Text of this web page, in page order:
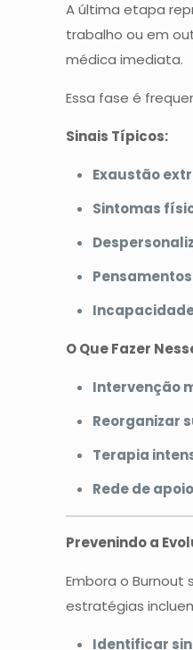
A última etapa
trabalho ou em
médica imediata.
Essa fase é
Sinais Típicos:
Exaustão
Sintomas
O Que Fazer
Intervenção
Reorganizar
Terapia
Rede de
Prevenindo a
Embora o
estratégias
Identificar